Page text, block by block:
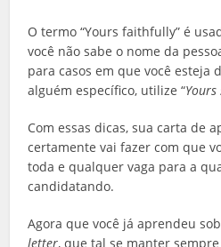
O termo “Yours faithfully” é
você não sabe o nome da
para casos em que você esteja
alguém específico, utilize “Yours
Com essas dicas, sua carta de
certamente vai fazer com que
toda e qualquer vaga para a
candidatando.
Agora que você já aprendeu
letter, que tal se manter